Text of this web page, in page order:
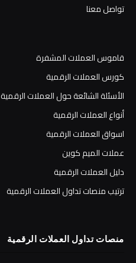
تواصل معنا
قاموس العملات المشفرة
كورس العملات الرقمية
الأسئلة الشائعة حول العملات الرقمية
أنواع العملات الرقمية
اسواق العملات الرقمية
عملات الميم كوين
دليل العملات الرقمية
ترتيب منصات تداول العملات الرقمية
منصات تداول العملات الرقمية